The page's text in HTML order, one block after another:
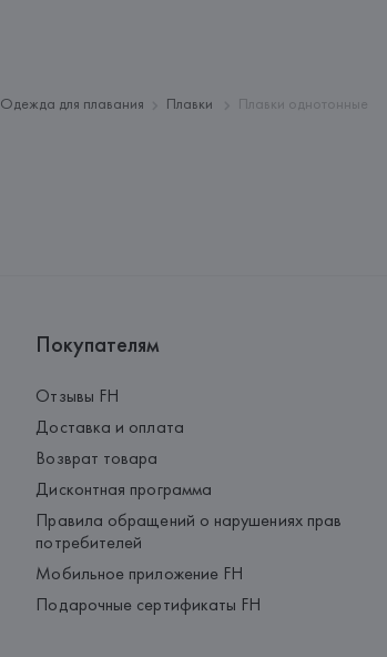
Одежда для плавания Плавки Плавки однотонные
Покупателям
Отзывы FH
Доставка и оплата
Возврат товара
Дисконтная программа
Правила обращений о нарушениях прав
потребителей
Мобильное приложение FH
Подарочные сертификаты FH